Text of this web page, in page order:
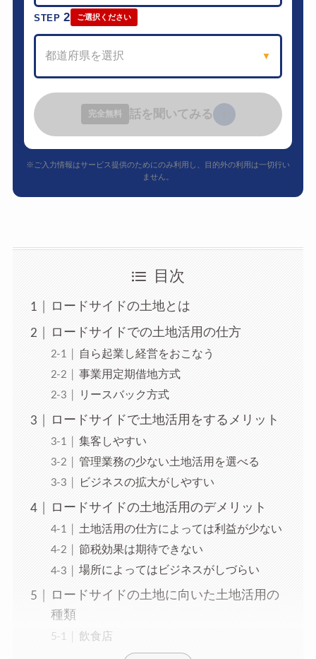
STEP2 ご選択ください
都道府県を選択 ▼
完全無料 話を聞いてみる
※ご入力情報はサービス提供のためにのみ利用し、目的外の利用は一切行い
ません。
目次
ロードサイドの土地とは
ロードサイドでの土地活用の仕方
自ら起業し経営をおこなう
事業用定期借地方式
リースバック方式
ロードサイドで土地活用をするメリット
集客しやすい
管理業務の少ない土地活用を選べる
ビジネスの拡大がしやすい
ロードサイドの土地活用のデメリット
土地活用の仕方によっては利益が少ない
節税効果は期待できない
場所によってはビジネスがしづらい
ロードサイドの土地に向いた土地活用の
種類
飲食店